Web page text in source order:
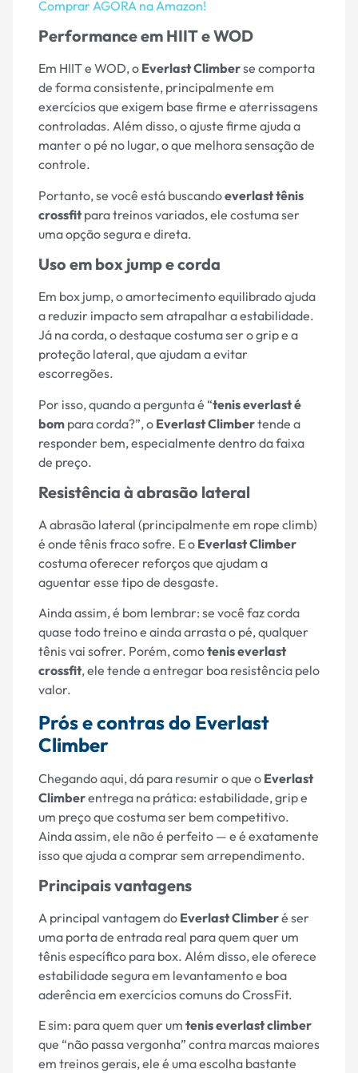
Comprar AGORA na Amazon!
Performance em HIIT e WOD
Em HIIT e WOD, o Everlast Climberse comporta
de forma consistente, principalmente em
exercícios que exigem base firme e aterrissagens
controladas. Além disso, o ajuste firme ajuda a
manter o pé no lugar, o que melhora sensação de
controle.
Portanto, se você está buscandoeverlast tênis
crossfitpara treinos variados, ele costuma ser
uma opção segura e direta.
Uso em box jump e corda
Em box jump, o amortecimento equilibrado ajuda
a reduzir impacto sem atrapalhar a estabilidade.
Já na corda, o destaque costuma ser o grip e a
proteção lateral, que ajudam a evitar
escorregões.
Por isso, quando a pergunta é “tenis everlast é
bom para corda?”, o Everlast Climbertende a
responder bem, especialmente dentro da faixa
de preço.
Resistência à abrasão lateral
A abrasão lateral (principalmente em rope climb)
é onde tênis fraco sofre. E o Everlast Climber
costuma oferecer reforços que ajudam a
aguentar esse tipo de desgaste.
Ainda assim, é bom lembrar: se você faz corda
quase todo treino e ainda arrasta o pé, qualquer
tênis vai sofrer. Porém, comotenis everlast
crossfit, ele tende a entregar boa resistência pelo
valor.
Prós e contras do Everlast
Climber
Chegando aqui, dá para resumir o que o Everlast
Climberentrega na prática: estabilidade, grip e
um preço que costuma ser bem competitivo.
Ainda assim, ele não é perfeito — e é exatamente
isso que ajuda a comprar sem arrependimento.
Principais vantagens
A principal vantagem do Everlast Climberé ser
uma porta de entrada real para quem quer um
tênis específico para box. Além disso, ele oferece
estabilidade segura em levantamento e boa
aderência em exercícios comuns do CrossFit.
E sim: para quem quer um tenis everlast climber
que “não passa vergonha” contra marcas maiores
em treinos gerais, ele é uma escolha bastante